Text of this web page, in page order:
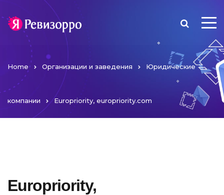
Home Организации и заведения Юридические
компании Europriority, europriority.com
Europriority,